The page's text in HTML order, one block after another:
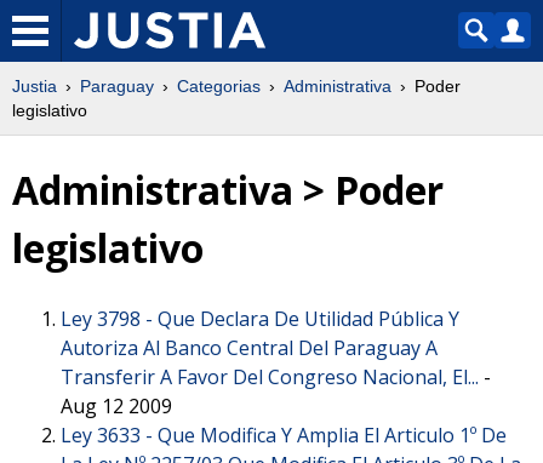
Justia Paraguay Categorias Administrativa
Poder
legislativo
Administrativa > Poder
legislativo
Ley 3798 - Que Declara De Utilidad Pública Y
Autoriza Al Banco Central Del Paraguay A
Transferir A Favor Del Congreso Nacional, El... -
Aug 12 2009
Ley 3633 - Que Modifica Y Amplia El Articulo 1º De